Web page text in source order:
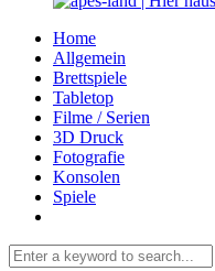
Home
Allgemein
Brettspiele
Tabletop
Filme / Serien
3D Druck
Fotografie
Konsolen
Spiele